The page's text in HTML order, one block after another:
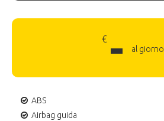
€ - al giorno
ABS
Airbag guida